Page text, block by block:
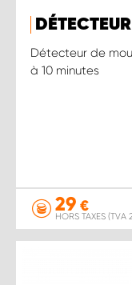
Détecteur de
à 10 minutes
29 €
HORS TAXES (TVA